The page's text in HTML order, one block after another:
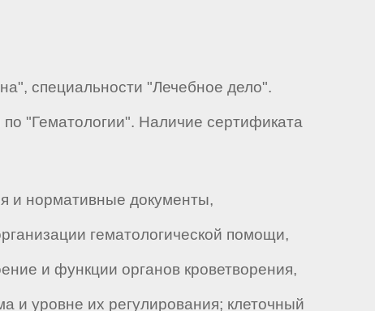
специальности "Лечебное дело".
"Гематологии". Наличие сертификата
и нормативные документы,
гематологической помощи,
и функции органов кроветворения,
и уровне их регулирования; клеточный